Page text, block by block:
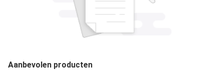
Aanbevolen producten